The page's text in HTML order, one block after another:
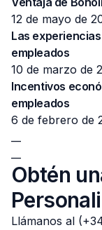
12 de mayo de
Las
empleados
10 de marzo de
Incentivos
empleados
6 de febrero de
Obtén
Llámanos al